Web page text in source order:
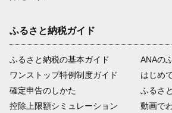
ふるさと納税ガイド
ふるさと納税の基本ガイド
ワンストップ特例制度ガイド
確定申告のしかた
控除上限額シミュレーション
ANAの
はじめ
ふるさ
動画で